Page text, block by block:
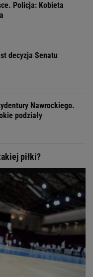
Policja: Kobieta
decyzja Senatu
Nawrockiego.
podziały
piłki?